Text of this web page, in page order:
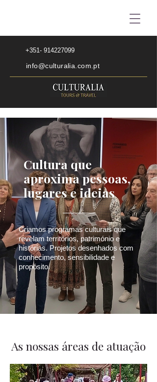
+351- 914227099
info@culturalia.com.pt
Cultura que
aproxima pessoas,
lugares e ideias
Criamos programas culturais que
revelam territórios, património e
histórias. Projetos desenhados com
conhecimento, sensibilidade e
propósito.
As nossas áreas de atuação